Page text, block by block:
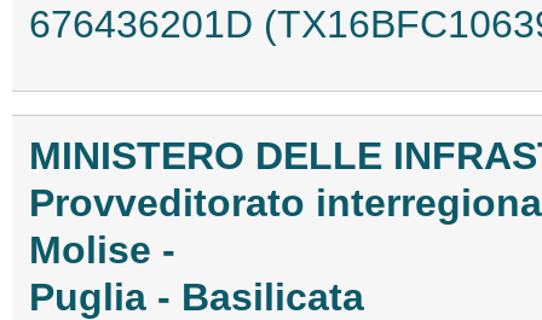
676436201D
MINISTERO DELLE
Provveditorato
Molise -
Puglia - Basilicata